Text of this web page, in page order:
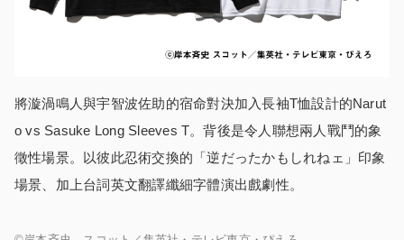
將漩渦鳴人與宇智波佐助的宿命對決加入長袖T恤設計的Narut
o vs Sasuke Long Sleeves T。背後是令人聯想兩人戰鬥的象
徵性場景。以彼此忍術交換的「逆だったかもしれねェ」印象
場景、加上台詞英文翻譯纖細字體演出戲劇性。